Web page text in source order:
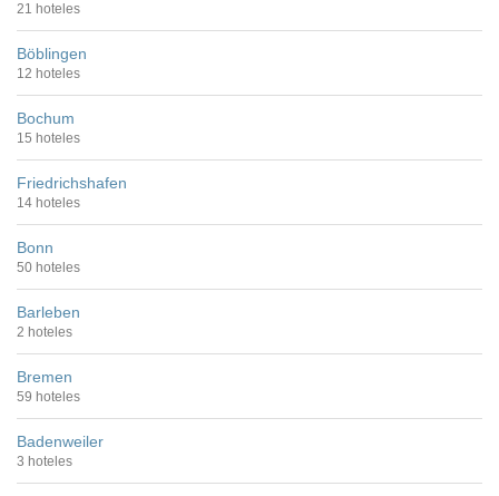
21 hoteles
Böblingen
12 hoteles
Bochum
15 hoteles
Friedrichshafen
14 hoteles
Bonn
50 hoteles
Barleben
2 hoteles
Bremen
59 hoteles
Badenweiler
3 hoteles